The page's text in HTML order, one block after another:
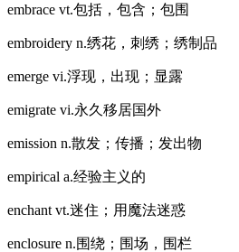
embrace vt.包括，包含；包围
embroidery n.绣花，刺绣；绣制品
emerge vi.浮现，出现；显露
emigrate vi.永久移居国外
emission n.散发；传播；发出物
empirical a.经验主义的
enchant vt.迷住；用魔法迷惑
enclosure n.围绕；围场，围栏